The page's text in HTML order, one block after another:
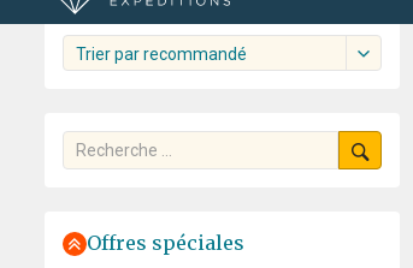
Trier par recommandé
Offres spéciales